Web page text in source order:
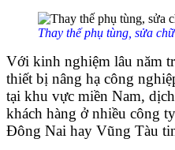
Thay thế phụ tùng, sửa
Với kinh nghiệm lâu năm
thiết bị nâng hạ công
tại khu vực miền Nam,
khách hàng ở nhiều công
Đông Nai hay Vũng Tàu